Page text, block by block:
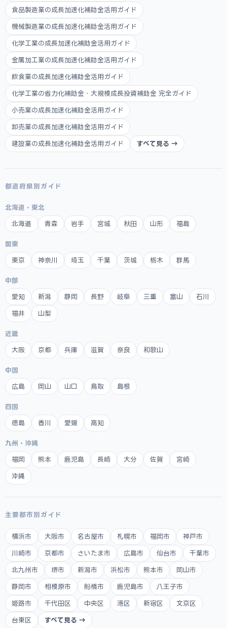
食品製造業の成長加速化補助金活用ガイド
機械製造業の成長加速化補助金活用ガイド
化学工業の成長加速化補助金活用ガイド
金属加工業の成長加速化補助金活用ガイド
飲食業の成長加速化補助金活用ガイド
化学工業の省力化補助金・大規模成長投資補助金 完全ガイド
小売業の成長加速化補助金活用ガイド
卸売業の成長加速化補助金活用ガイド
建設業の成長加速化補助金活用ガイド すべて見る →
都道府県別ガイド
北海道・東北
北海道 青森 岩手 宮城 秋田 山形 福島
関東
東京 神奈川 埼玉 千葉 茨城 栃木 群馬
中部
愛知 新潟 静岡 長野 岐阜 三重 富山 石川
福井 山梨
近畿
大阪 京都 兵庫 滋賀 奈良 和歌山
中国
広島 岡山 山口 鳥取 島根
四国
徳島 香川 愛媛 高知
九州・沖縄
福岡 熊本 鹿児島 長崎 大分 佐賀 宮崎
沖縄
主要都市別ガイド
横浜市 大阪市 名古屋市 札幌市 福岡市 神戸市
川崎市 京都市 さいたま市 広島市 仙台市 千葉市
北九州市 堺市 新潟市 浜松市 熊本市 岡山市
静岡市 相模原市 船橋市 鹿児島市 八王子市
姫路市 千代田区 中央区 港区 新宿区 文京区
台東区 すべて見る →